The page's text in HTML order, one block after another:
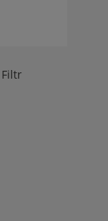
Filtr